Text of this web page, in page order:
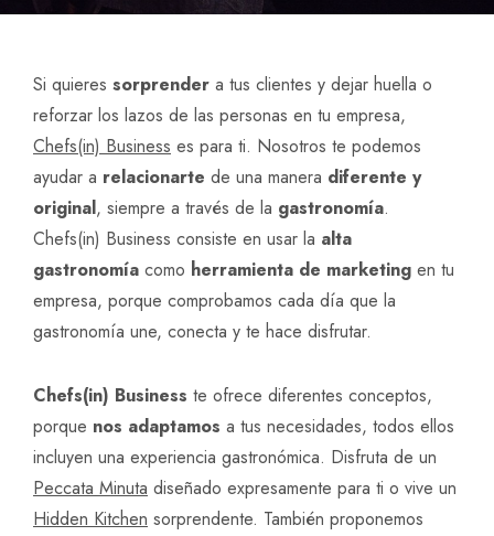
Si quieres sorprender a tus clientes y dejar huella o
reforzar los lazos de las personas en tu empresa,
Chefs(in) Business es para ti. Nosotros te podemos
ayudar a relacionarte de una manera diferente y
original, siempre a través de la gastronomía.
Chefs(in) Business consiste en usar la alta
gastronomía como herramienta de marketing en tu
empresa, porque comprobamos cada día que la
gastronomía une, conecta y te hace disfrutar.
Chefs(in) Business te ofrece diferentes conceptos,
porque nos adaptamos a tus necesidades, todos ellos
incluyen una experiencia gastronómica. Disfruta de un
Peccata Minuta diseñado expresamente para ti o vive un
Hidden Kitchen sorprendente. También proponemos